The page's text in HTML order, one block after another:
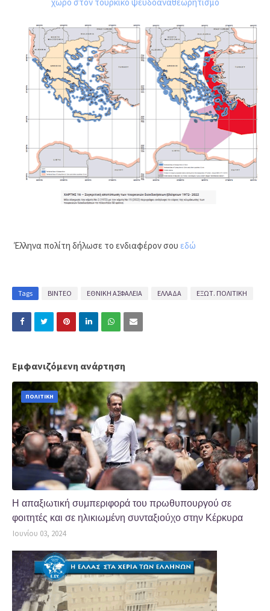
χώρο στον τουρκικό ψευδόαναθεωρητισμό
Έλληνα πολίτη δήλωσε το ενδιαφέρον σου εδώ
Tags ΒΙΝΤΕΟ ΕΘΝΙΚΗ ΑΣΦΑΛΕΙΑ ΕΛΛΑΔΑ ΕΞΩΤ. ΠΟΛΙΤΙΚΗ
Εμφανιζόμενη ανάρτηση
ΠΟΛΙΤΙΚΗ
Η απαξιωτική συμπεριφορά του πρωθυπουργού σε
φοιτητές και σε ηλικιωμένη συνταξιούχο στην Κέρκυρα
Ιουνίου 03, 2024